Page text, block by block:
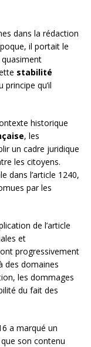
dans la rédaction
il portait le
stabilité
qu’il
historique
, les
un cadre juridique
les citoyens.
dans l’article 1240,
par les
de l’article
et
progressivement
des domaines
les dommages
du fait des
a marqué un
son contenu